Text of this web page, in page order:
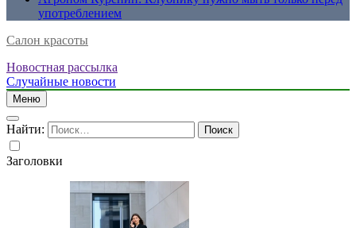
употреблением
Салон красоты
Новостная рассылка
Случайные новости
Меню
Найти:
Заголовки